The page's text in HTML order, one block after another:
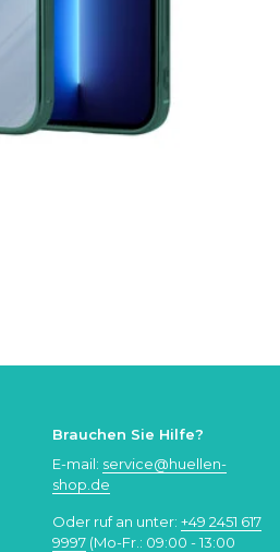
Brauchen Sie Hilfe?
E-mail: service@huellen-
shop.de
Oder ruf an unter: +49 2451 617
9997 (Mo-Fr.: 09:00 - 13:00